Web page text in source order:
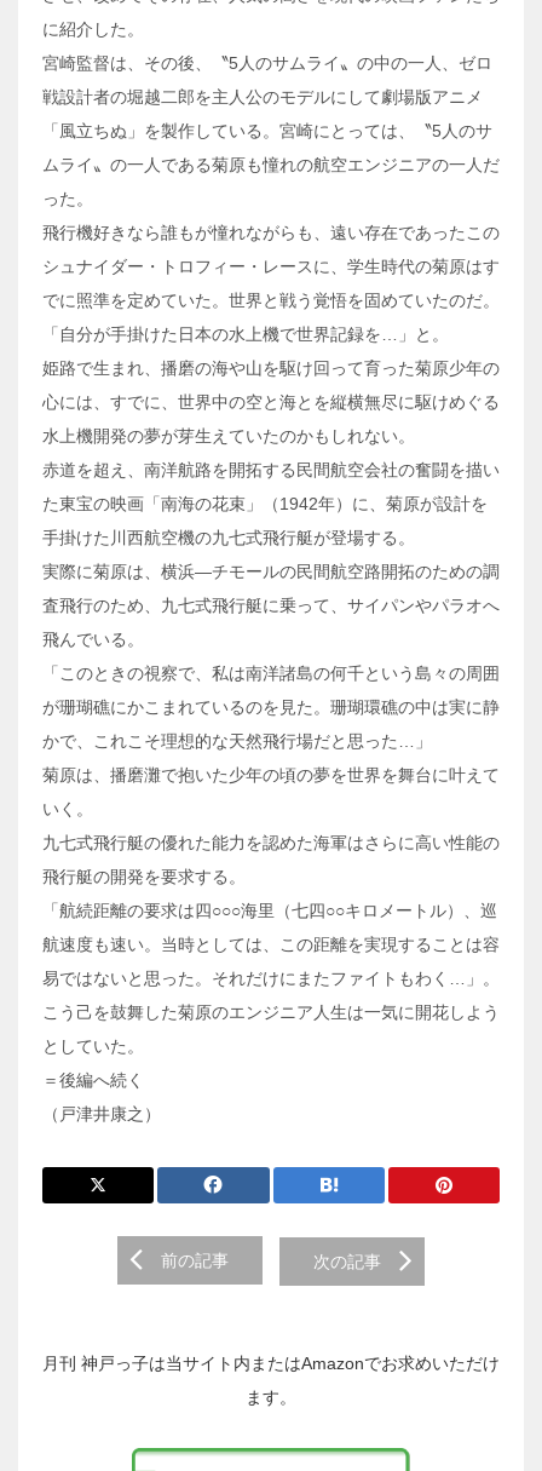
に紹介した。
宮崎監督は、その後、〝5人のサムライ〟の中の一人、ゼロ
戦設計者の堀越二郎を主人公のモデルにして劇場版アニメ
「風立ちぬ」を製作している。宮崎にとっては、〝5人のサ
ムライ〟の一人である菊原も憧れの航空エンジニアの一人だ
った。
飛行機好きなら誰もが憧れながらも、遠い存在であったこの
シュナイダー・トロフィー・レースに、学生時代の菊原はす
でに照準を定めていた。世界と戦う覚悟を固めていたのだ。
「自分が手掛けた日本の水上機で世界記録を…」と。
姫路で生まれ、播磨の海や山を駆け回って育った菊原少年の
心には、すでに、世界中の空と海とを縦横無尽に駆けめぐる
水上機開発の夢が芽生えていたのかもしれない。
赤道を超え、南洋航路を開拓する民間航空会社の奮闘を描い
た東宝の映画「南海の花束」（1942年）に、菊原が設計を
手掛けた川西航空機の九七式飛行艇が登場する。
実際に菊原は、横浜―チモールの民間航空路開拓のための調
査飛行のため、九七式飛行艇に乗って、サイパンやパラオへ
飛んでいる。
「このときの視察で、私は南洋諸島の何千という島々の周囲
が珊瑚礁にかこまれているのを見た。珊瑚環礁の中は実に静
かで、これこそ理想的な天然飛行場だと思った…」
菊原は、播磨灘で抱いた少年の頃の夢を世界を舞台に叶えて
いく。
九七式飛行艇の優れた能力を認めた海軍はさらに高い性能の
飛行艇の開発を要求する。
「航続距離の要求は四○○○海里（七四○○キロメートル）、巡
航速度も速い。当時としては、この距離を実現することは容
易ではないと思った。それだけにまたファイトもわく…」。
こう己を鼓舞した菊原のエンジニア人生は一気に開花しよう
としていた。
＝後編へ続く
（戸津井康之）
稿
前の記事 次の記事
月刊 神戸っ子は当サイト内またはAmazonでお求めいただけ
ます。